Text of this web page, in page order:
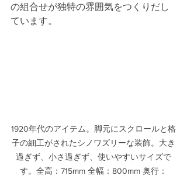
の組合せが独特の雰囲気をつくりだし
ています。
1920年代のアイテム。脚元にスクロールと格
子の細工がされたシノワズリーな装飾。大き
過ぎず、小さ過ぎず、使いやすいサイズで
す。全高：715mm 全幅：800mm 奥行：